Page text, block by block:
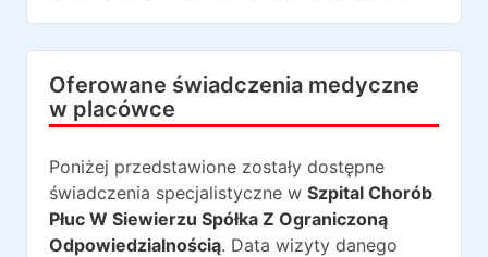
Oferowane świadczenia medyczne
w placówce
Poniżej przedstawione zostały dostępne
świadczenia specjalistyczne w Szpital Chorób
Płuc W Siewierzu Spółka Z Ograniczoną
Odpowiedzialnością. Data wizyty danego